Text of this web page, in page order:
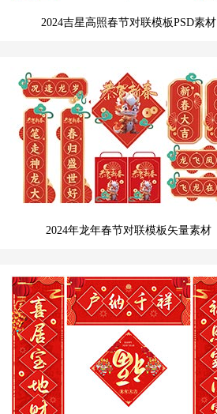
2024吉星高照春节对联模板PSD素材
2024年龙年春节对联模板矢量素材